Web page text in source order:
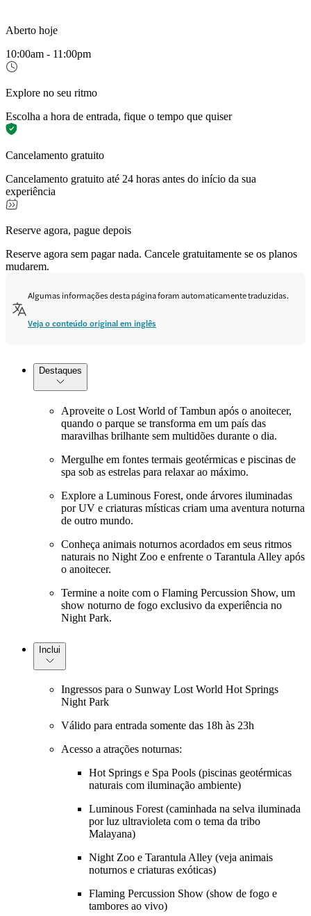
Aberto hoje
10:00am - 11:00pm
Explore no seu ritmo
Escolha a hora de entrada, fique o tempo que quiser
Cancelamento gratuito
Cancelamento gratuito até 24 horas antes do início da sua
experiência
Reserve agora, pague depois
Reserve agora sem pagar nada. Cancele gratuitamente se os planos
mudarem.
Algumas informações desta página foram automaticamente traduzidas.
Veja o conteúdo original em inglês
Destaques
Aproveite o Lost World of Tambun após o anoitecer,
quando o parque se transforma em um país das
maravilhas brilhante sem multidões durante o dia.
Mergulhe em fontes termais geotérmicas e piscinas de
spa sob as estrelas para relaxar ao máximo.
Explore a Luminous Forest, onde árvores iluminadas
por UV e criaturas místicas criam uma aventura noturna
de outro mundo.
Conheça animais noturnos acordados em seus ritmos
naturais no Night Zoo e enfrente o Tarantula Alley após
o anoitecer.
Termine a noite com o Flaming Percussion Show, um
show noturno de fogo exclusivo da experiência no
Night Park.
Inclui
Ingressos para o Sunway Lost World Hot Springs
Night Park
Válido para entrada somente das 18h às 23h
Acesso a atrações noturnas:
Hot Springs e Spa Pools (piscinas geotérmicas
naturais com iluminação ambiente)
Luminous Forest (caminhada na selva iluminada
por luz ultravioleta com o tema da tribo
Malayana)
Night Zoo e Tarantula Alley (veja animais
noturnos e criaturas exóticas)
Flaming Percussion Show (show de fogo e
tambores ao vivo)